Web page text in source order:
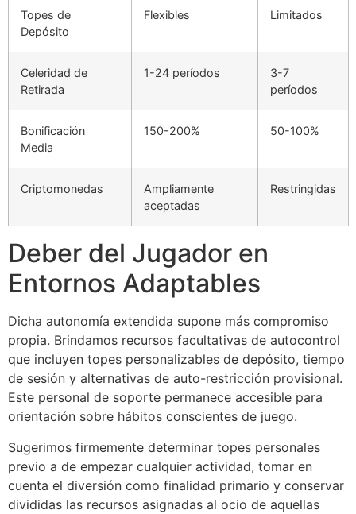
Topes de
Depósito
Flexibles Limitados
Celeridad de
Retirada
1-24 períodos
3-7
períodos
Bonificación
Media
150-200% 50-100%
Criptomonedas
Ampliamente
aceptadas
Restringidas
Deber del Jugador en
Entornos Adaptables
Dicha autonomía extendida supone más compromiso
propia. Brindamos recursos facultativas de autocontrol
que incluyen topes personalizables de depósito, tiempo
de sesión y alternativas de auto-restricción provisional.
Este personal de soporte permanece accesible para
orientación sobre hábitos conscientes de juego.
Sugerimos firmemente determinar topes personales
previo a de empezar cualquier actividad, tomar en
cuenta el diversión como finalidad primario y conservar
divididas las recursos asignadas al ocio de aquellas